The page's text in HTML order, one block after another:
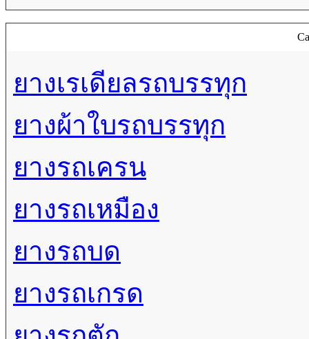
ยางเรเดียลรถบรรทุก
ยางผ้าใบรถบรรทุก
ยางรถเครน
ยางรถเหมือง
ยางรถบด
ยางรถเกรด